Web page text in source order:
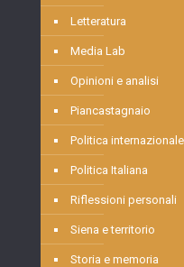
Letteratura
Media Lab
Opinioni e analisi
Piancastagnaio
Politica internazionale
Politica Italiana
Riflessioni personali
Siena e territorio
Storia e memoria